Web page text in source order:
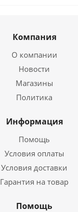
Компания
О компании
Новости
Магазины
Политика
Информация
Помощь
Условия оплаты
Условия доставки
Гарантия на товар
Помощь